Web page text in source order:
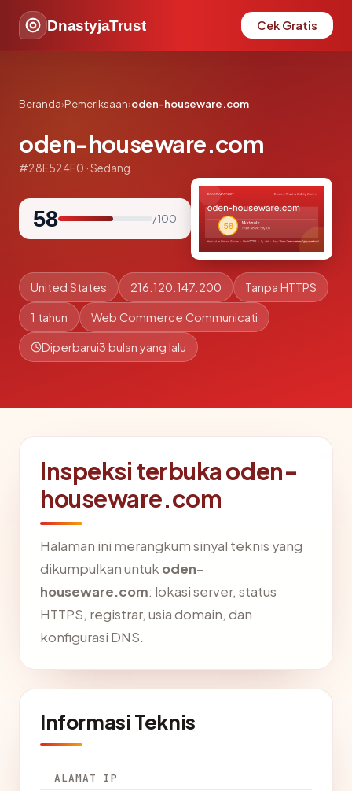
DnastyjaTrust Cek Gratis
Beranda›Pemeriksaan›oden-houseware.com
oden-houseware.com
#28E524F0 · Sedang
58 / 100
United States 216.120.147.200 Tanpa HTTPS
1 tahun Web Commerce Communicati
Diperbarui3 bulan yang lalu
Inspeksi terbuka oden-
houseware.com
Halaman ini merangkum sinyal teknis yang
dikumpulkan untuk oden-
houseware.com: lokasi server, status
HTTPS, registrar, usia domain, dan
konfigurasi DNS.
Informasi Teknis
ALAMAT IP